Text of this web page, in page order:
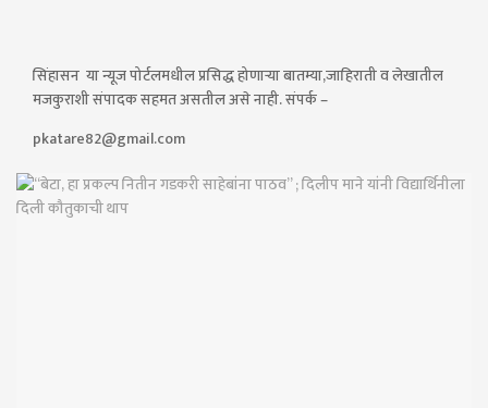
सिंहासन या न्यूज पोर्टलमधील प्रसिद्ध होणाऱ्या बातम्या,जाहिराती व लेखातील
मजकुराशी संपादक सहमत असतील असे नाही. संपर्क –
pkatare82@gmail.com